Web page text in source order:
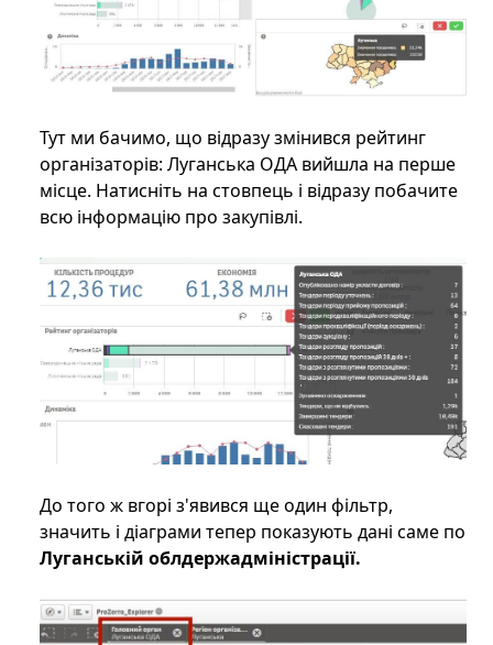
Тут ми бачимо, що відразу змінився рейтинг
організаторів: Луганська ОДА вийшла на перше
місце. Натисніть на стовпець і відразу побачите
всю інформацію про закупівлі.
До того ж вгорі з'явився ще один фільтр,
значить і діаграми тепер показують дані саме по
Луганській облдержадміністрації.